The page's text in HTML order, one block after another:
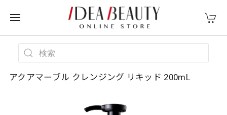
アクアマーブル クレンジング リキッド 200mL